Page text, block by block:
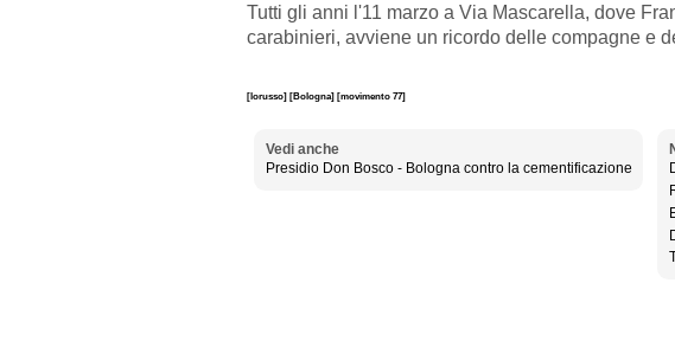
Tutti gli anni l'11 marzo a Via Mascarella, dove
carabinieri, avviene un ricordo delle compagne e
[lorusso] [Bologna] [movimento 77]
Vedi anche
Presidio Don Bosco - Bologna contro la cementificazione